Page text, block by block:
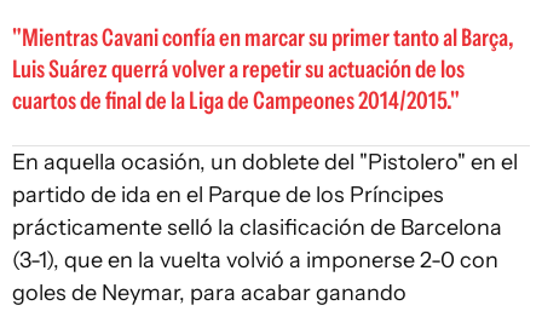
Mientras Cavani confía en marcar su primer tanto al Barça,
Luis Suárez querrá volver a repetir su actuación de los
cuartos de final de la Liga de Campeones 2014/2015.
En aquella ocasión, un doblete del "Pistolero" en el
partido de ida en el Parque de los Príncipes
prácticamente selló la clasificación de Barcelona
(3-1), que en la vuelta volvió a imponerse 2-0 con
goles de Neymar, para acabar ganando